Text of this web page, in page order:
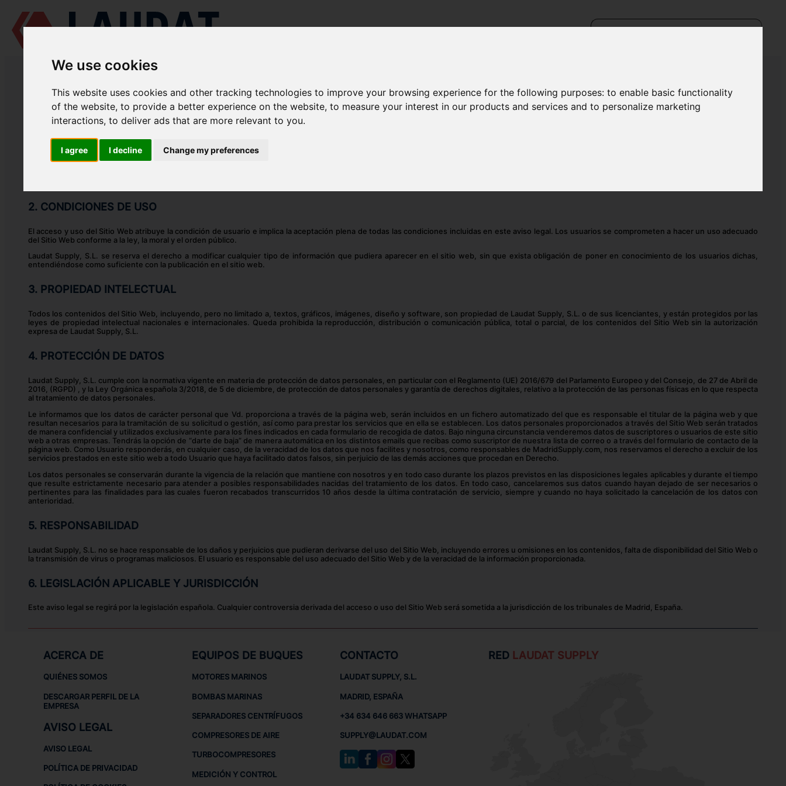
We use cookies
This website uses cookies and other tracking technologies to improve your browsing experience for the following purposes:to enable basic functionality
of the website,to provide a better experience on the website,to measure your interest in our products and services and to personalize marketing
interactions,to deliver ads that are more relevant to you.
I agree I decline Change my preferences
1. INFORMACIÓN GENERAL
Madrid, España. Laudat Supply, S.L., responsable del sitio web, pone a disposición de los usuarios el presente documento con el que pretende dar cumplimiento a las obligaciones dispuestas en la Ley
34/2002, de Servicios de la Sociedad de la Información y del Comercio Electrónico (LSSI-CE), así como informar a todos los usuarios del sitio web respecto a cuáles son las condiciones de uso del sitio
2. CONDICIONES DE USO
El acceso y uso del Sitio Web atribuye la condición de usuario e implica la aceptación plena de todas las condiciones incluidas en este aviso legal. Los usuarios se comprometen a hacer un uso adecuado
del Sitio Web conforme a la ley, la moral y el orden público.
Laudat Supply, S.L. se reserva el derecho a modificar cualquier tipo de información que pudiera aparecer en el sitio web, sin que exista obligación de poner en conocimiento de los usuarios dichas,
entendiéndose como suficiente con la publicación en el sitio web.
3. PROPIEDAD INTELECTUAL
Todos los contenidos del Sitio Web, incluyendo, pero no limitado a, textos, gráficos, imágenes, diseño y software, son propiedad de Laudat Supply, S.L. o de sus licenciantes, y están protegidos por las
leyes de propiedad intelectual nacionales e internacionales. Queda prohibida la reproducción, distribución o comunicación pública, total o parcial, de los contenidos del Sitio Web sin la autorización
expresa de Laudat Supply, S.L.
4. PROTECCIÓN DE DATOS
Laudat Supply, S.L. cumple con la normativa vigente en materia de protección de datos personales, en particular con el Reglamento (UE) 2016/679 del Parlamento Europeo y del Consejo, de 27 de Abril de
2016, (RGPD) , y la Ley Orgánica española 3/2018, de 5 de diciembre, de protección de datos personales y garantía de derechos digitales, relativo a la protección de las personas físicas en lo que respecta
al tratamiento de datos personales.
Le informamos que los datos de carácter personal que Vd. proporciona a través de la página web, serán incluidos en un fichero automatizado del que es responsable el titular de la página web y que
resultan necesarios para la tramitación de su solicitud o gestión, así como para prestar los servicios que en ella se establecen. Los datos personales proporcionados a través del Sitio Web serán tratados
de manera confidencial y utilizados exclusivamente para los fines indicados en cada formulario de recogida de datos. Bajo ninguna circunstancia venderemos datos de suscriptores o usuarios de este sitio
web a otras empresas. Tendrás la opción de “darte de baja” de manera automática en los distintos emails que recibas como suscriptor de nuestra lista de correo o a través del formulario de contacto de la
página web. Como Usuario responderás, en cualquier caso, de la veracidad de los datos que nos facilites y nosotros, como responsables de MadridSupply.com, nos reservamos el derecho a excluir de los
servicios prestados en este sitio web a todo Usuario que haya facilitado datos falsos, sin perjuicio de las demás acciones que procedan en Derecho.
Los datos personales se conservarán durante la vigencia de la relación que mantiene con nosotros y en todo caso durante los plazos previstos en las disposiciones legales aplicables y durante el tiempo
que resulte estrictamente necesario para atender a posibles responsabilidades nacidas del tratamiento de los datos. En todo caso, cancelaremos sus datos cuando hayan dejado de ser necesarios o
pertinentes para las finalidades para las cuales fueron recabados transcurridos 10 años desde la última contratación de servicio, siempre y cuando no haya solicitado la cancelación de los datos con
anterioridad.
5. RESPONSABILIDAD
Laudat Supply, S.L. no se hace responsable de los daños y perjuicios que pudieran derivarse del uso del Sitio Web, incluyendo errores u omisiones en los contenidos, falta de disponibilidad del Sitio Web o
la transmisión de virus o programas maliciosos. El usuario es responsable del uso adecuado del Sitio Web y de la veracidad de la información proporcionada.
6. LEGISLACIÓN APLICABLE Y JURISDICCIÓN
Este aviso legal se regirá por la legislación española. Cualquier controversia derivada del acceso o uso del Sitio Web será sometida a la jurisdicción de los tribunales de Madrid, España.
ACERCA DE
QUIÉNES SOMOS
DESCARGAR PERFIL DE LA
EMPRESA
AVISO LEGAL
AVISO LEGAL
POLÍTICA DE PRIVACIDAD
EQUIPOS DE BUQUES
MOTORES MARINOS
BOMBAS MARINAS
SEPARADORES CENTRÍFUGOS
COMPRESORES DE AIRE
TURBOCOMPRESORES
MEDICIÓN Y CONTROL
CONTACTO
LAUDAT SUPPLY, S.L.
MADRID, ESPAÑA
+34 634 646 663 WHATSAPP
SUPPLY@LAUDAT.COM
RED LAUDAT SUPPLY